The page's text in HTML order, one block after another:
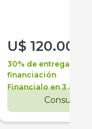
U$ 120.000
30% de entrega +
financiación
Financialo en 3 años
Consultar